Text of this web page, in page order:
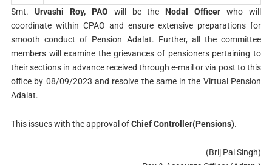
Smt. Urvashi Roy, PAO will be the Nodal Officer who will
coordinate within CPAO and ensure extensive preparations for
smooth conduct of Pension Adalat. Further, all the committee
members will examine the grievances of pensioners pertaining to
their sections in advance received through e-mail or via post to this
office by 08/09/2023 and resolve the same in the Virtual Pension
Adalat.
This issues with the approval ofChief Controller(Pensions).
(Brij Pal Singh)